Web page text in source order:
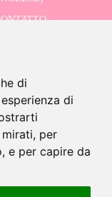
di
di
per
e per capire da
+